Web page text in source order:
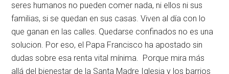
seres humanos no pueden comer nada, ni ellos ni sus
familias, si se quedan en sus casas. Viven al día con lo
que ganan en las calles. Quedarse confinados no es una
solucion. Por eso, el Papa Francisco ha apostado sin
dudas sobre esa renta vital mínima. Porque mira más
allá del bienestar de la Santa Madre Iglesia y los barrios